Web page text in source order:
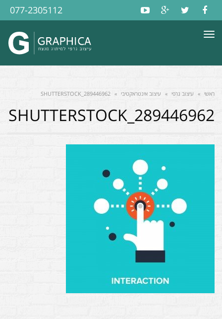
077-2305112
תפריט
ראשי » עיצוב גרפי » עיצוב אינטראקטיבי »
SHUTTERSTOCK_289446962
SHUTTERSTOCK_289446962